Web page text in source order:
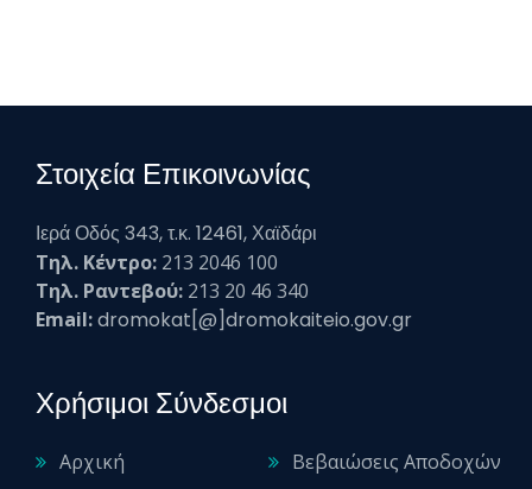
Στοιχεία Επικοινωνίας
Ιερά Οδός 343, τ.κ. 12461, Χαϊδάρι
Τηλ. Κέντρο: 213 2046 100
Τηλ. Ραντεβού: 213 20 46 340
Email:dromokat[@]dromokaiteio.gov.gr
Χρήσιμοι Σύνδεσμοι
Αρχική
Βεβαιώσεις Αποδοχών